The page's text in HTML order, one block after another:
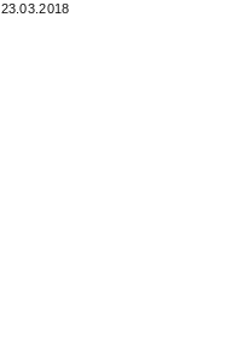
23.03.2018